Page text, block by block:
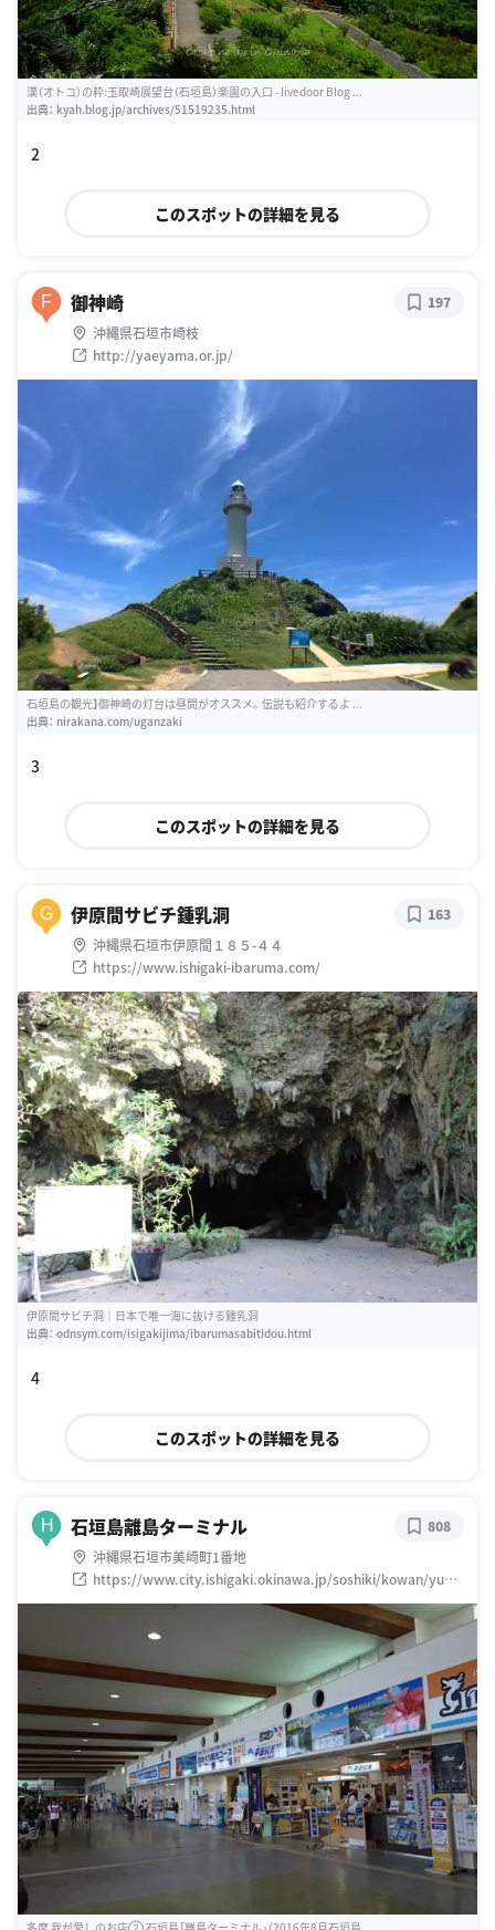
漢（オトコ）の粋:玉取崎展望台（石垣島）楽園の入口 - livedoor Blog ...
出典： kyah.blog.jp/archives/51519235.html
2
このスポットの詳細を見る
F 御神崎
沖縄県石垣市崎枝
http://yaeyama.or.jp/
197
石垣島の観光】御神崎の灯台は昼間がオススメ。伝説も紹介するよ ...
出典： nirakana.com/uganzaki
3
このスポットの詳細を見る
G 伊原間サビチ鍾乳洞
沖縄県石垣市伊原間１８５-４４
https://www.ishigaki-ibaruma.com/
163
伊原間サビチ洞｜日本で唯一海に抜ける鍾乳洞
出典： odnsym.com/isigakijima/ibarumasabitidou.html
4
このスポットの詳細を見る
H 石垣島離島ターミナル
沖縄県石垣市美崎町1番地
https://www.city.ishigaki.okinawa.jp/soshiki/kowan/yugu
renaisigakikouritoutaminaru/6957.html
808